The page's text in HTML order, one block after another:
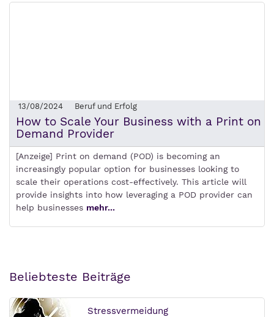
13/08/2024 Beruf und Erfolg
How to Scale Your Business with a Print on
Demand Provider
[Anzeige] Print on demand (POD) is becoming an
increasingly popular option for businesses looking to
scale their operations cost-effectively. This article will
provide insights into how leveraging a POD provider can
help businesses mehr...
Beliebteste Beiträge
Stressvermeidung